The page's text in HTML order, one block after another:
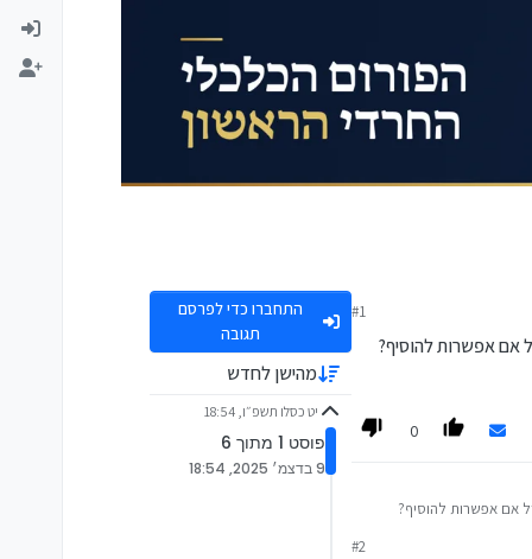
#1
אם אפשרות להוסיף?
0
אם אפשרות להוסיף?
#2
התחברו כדי לפרסם
תגובה
מהישן לחדש
יט כסלו תשפ״ו, 18:54
פוסט 1 מתוך 6
9 בדצמ׳ 2025, 18:54